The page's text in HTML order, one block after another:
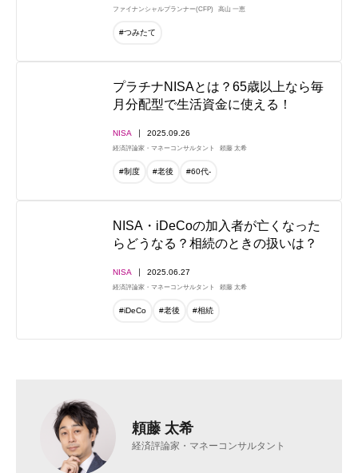
ファイナンシャルプランナー(CFP) 高山 一恵
#つみたて
プラチナNISAとは？65歳以上なら毎
月分配型で生活資金に使える！
NISA 2025.09.26
経済評論家・マネーコンサルタント 頼藤 太希
#制度 #老後 #60代-
NISA・iDeCoの加入者が亡くなった
らどうなる？相続のときの扱いは？
NISA 2025.06.27
経済評論家・マネーコンサルタント 頼藤 太希
#iDeCo #老後 #相続
頼藤 太希
経済評論家・マネーコンサルタント